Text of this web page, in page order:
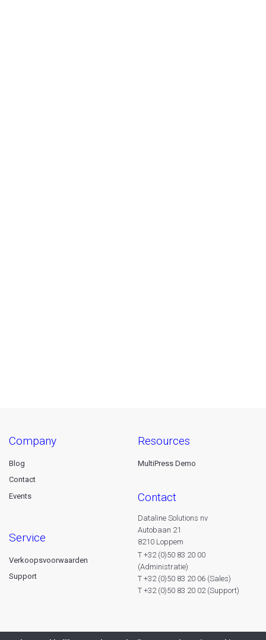
company
Blog
Contact
Events
service
Verkoopsvoorwaarden
Support
resources
MultiPress Demo
contact
Dataline Solutions nv
Autobaan 21
8210 Loppem
T +32 (0)50 83 20 00
(Administratie)
T +32 (0)50 83 20 06 (Sales)
T +32 (0)50 83 20 02 (Support)